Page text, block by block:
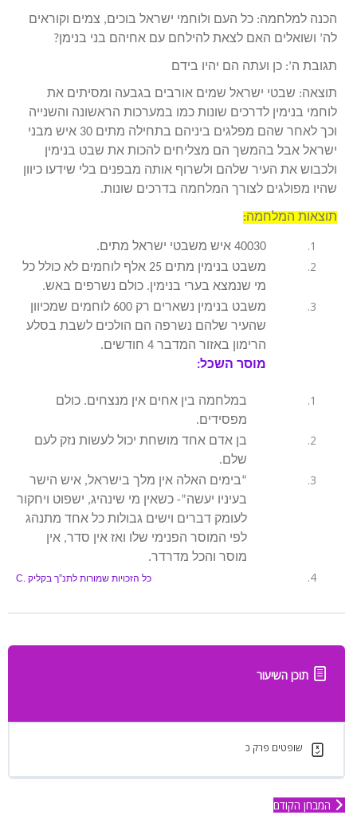
הכנה למלחמה: כל העם ולוחמי ישראל בוכים, צמים וקוראים
לה’ ושואלים האם לצאת להילחם עם אחיהם בני בנימן?
תגובת ה’: כן ועתה הם יהיו בידם
תוצאה: שבטי ישראל שמים אורבים בגבעה ומסיתים את
לוחמי בנימין לדרכים שונות כמו במערכות הראשונה והשנייה
וכך לאחר שהם מפלגים ביניהם בתחילה מתים 30 איש מבני
ישראל אבל בהמשך הם מצליחים להכות את שבט בנימין
ולכבוש את העיר שלהם ולשרוף אותה מבפנים בלי שידעו כיוון
שהיו מפולגים לצורך המלחמה בדרכים שונות.
תוצאות המלחמה:
40030 איש משבטי ישראל מתים.
משבט בנימין מתים 25 אלף לוחמים לא כולל כל
מי שנמצא בערי בנימין. כולם נשרפים באש.
משבט בנימין נשארים רק 600 לוחמים שמכיוון
שהעיר שלהם נשרפה הם הולכים לשבת בסלע
הרימון באזור המדבר 4 חודשים.
מוסר השכל:
במלחמה בין אחים אין מנצחים. כולם
מפסידים.
בן אדם אחד מושחת יכול לעשות נזק לעם
שלם.
“בימים האלה אין מלך בישראל, איש הישר
בעיניו יעשה”- כשאין מי שינהיג, ישפוט ויחקור
לעומק דברים וישים גבולות כל אחד מתנהג
לפי המוסר הפנימי שלו ואז אין סדר, אין
מוסר והכל מדרדר.
כל הזכויות שמורות לתנ”ך בקליק C.
תוכן השיעור
שופטים פרק כ
המבחן הקודם